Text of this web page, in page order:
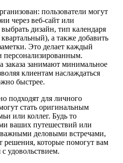
пользователи могут
через веб-сайт или
дизайн, тип календаря
а также добавить
Это делает каждый
персонализированным.
заказа занимают минимальное
клиентам наслаждаться
быстрее.
подходят для личного
стать оригинальным
или коллег. Будь то
ваших путешествий или
важными деловыми встречами,
решения, которые помогут вам
с удовольствием.